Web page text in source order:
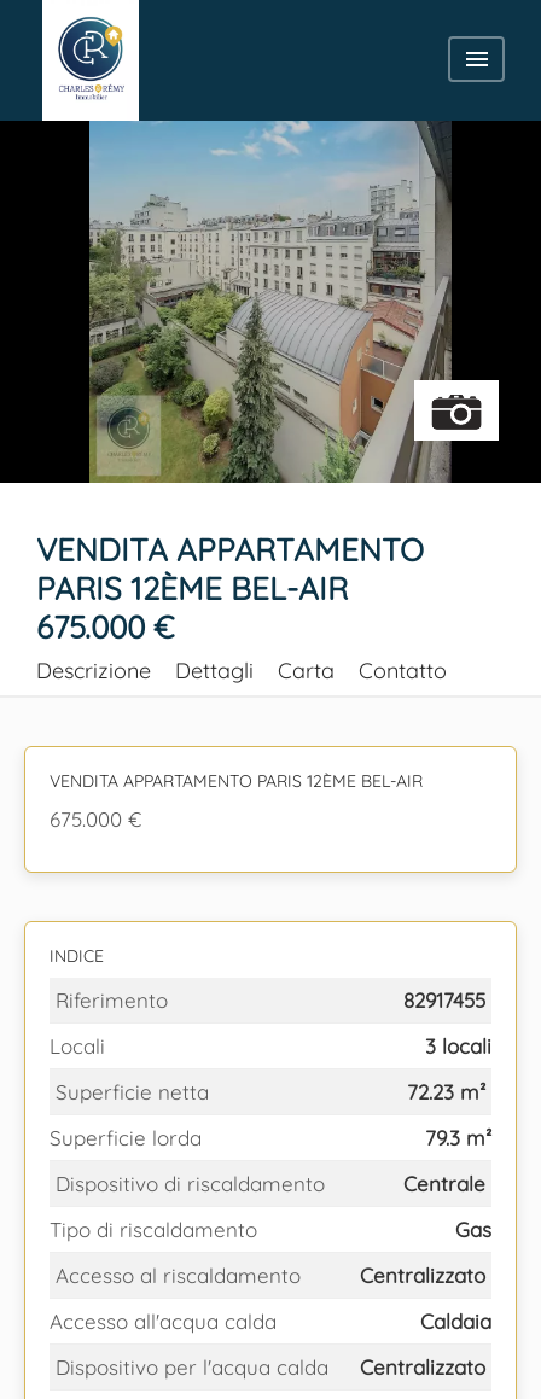
VENDITA APPARTAMENTO
PARIS 12ÈME BEL-AIR
675.000 €
Descrizione Dettagli Carta Contatto
VENDITA APPARTAMENTO PARIS 12ÈME BEL-AIR
675.000 €
INDICE
Riferimento
82917455
Locali
3 locali
Superficie netta
72.23 m²
Superficie lorda
79.3 m²
Dispositivo di riscaldamento
Centrale
Tipo di riscaldamento
Gas
Accesso al riscaldamento
Centralizzato
Accesso all'acqua calda
Caldaia
Dispositivo per l'acqua calda
Centralizzato